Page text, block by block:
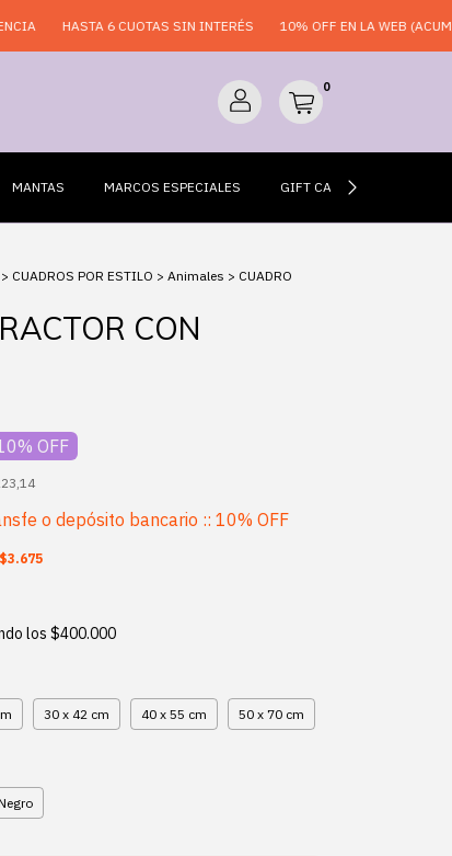
HASTA 6 CUOTAS SIN INTERÉS 10% OFF EN LA WEB (ACUMULABLE)
0
MANTAS MARCOS ESPECIALES GIFT CARDS
> CUADROS POR ESTILO > Animales > CUADRO
CON
% OFF
o depósito bancario :: 10% OFF
$3.675
los$400.000
30 x 42 cm 40 x 55 cm 50 x 70 cm